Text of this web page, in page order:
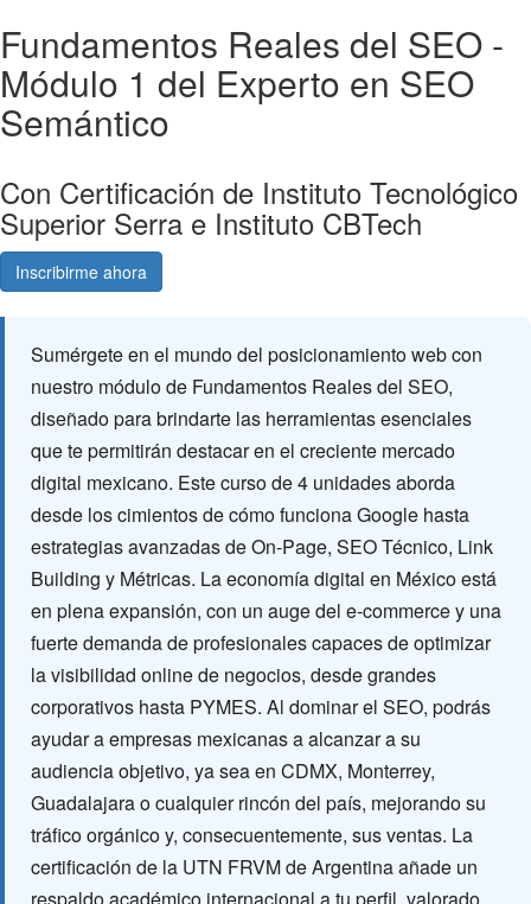
Fundamentos Reales del SEO -
Módulo 1 del Experto en SEO
Semántico
Con Certificación de Instituto Tecnológico
Superior Serra e Instituto CBTech
Inscribirme ahora
Sumérgete en el mundo del posicionamiento web con
nuestro módulo de Fundamentos Reales del SEO,
diseñado para brindarte las herramientas esenciales
que te permitirán destacar en el creciente mercado
digital mexicano. Este curso de 4 unidades aborda
desde los cimientos de cómo funciona Google hasta
estrategias avanzadas de On-Page, SEO Técnico, Link
Building y Métricas. La economía digital en México está
en plena expansión, con un auge del e-commerce y una
fuerte demanda de profesionales capaces de optimizar
la visibilidad online de negocios, desde grandes
corporativos hasta PYMES. Al dominar el SEO, podrás
ayudar a empresas mexicanas a alcanzar a su
audiencia objetivo, ya sea en CDMX, Monterrey,
Guadalajara o cualquier rincón del país, mejorando su
tráfico orgánico y, consecuentemente, sus ventas. La
certificación de la UTN FRVM de Argentina añade un